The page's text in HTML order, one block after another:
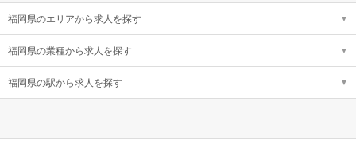
福岡県のエリアから求人を探す
福岡県の業種から求人を探す
福岡県の駅から求人を探す